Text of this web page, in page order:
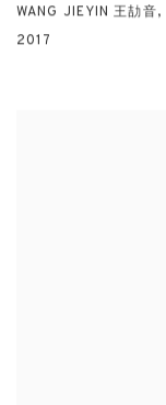
WANG JIEYIN 王劼音,
2017